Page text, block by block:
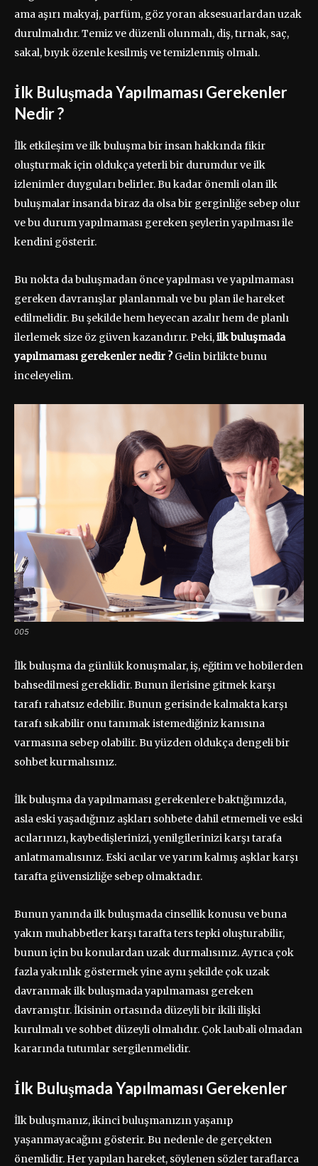
ama aşırı makyaj, parfüm, göz yoran aksesuarlardan uzak
durulmalıdır. Temiz ve düzenli olunmalı, diş, tırnak, saç,
sakal, bıyık özenle kesilmiş ve temizlenmiş olmalı.
İlk Buluşmada Yapılmaması Gerekenler
Nedir ?
İlk etkileşim ve ilk buluşma bir insan hakkında fikir
oluşturmak için oldukça yeterli bir durumdur ve ilk
izlenimler duyguları belirler. Bu kadar önemli olan ilk
buluşmalar insanda biraz da olsa bir gerginliğe sebep olur
ve bu durum yapılmaması gereken şeylerin yapılması ile
kendini gösterir.
Bu nokta da buluşmadan önce yapılması ve yapılmaması
gereken davranışlar planlanmalı ve bu plan ile hareket
edilmelidir. Bu şekilde hem heyecan azalır hem de planlı
ilerlemek size öz güven kazandırır. Peki,ilk buluşmada
yapılmaması gerekenler nedir ?Gelin birlikte bunu
inceleyelim.
005
İlk buluşma da günlük konuşmalar, iş, eğitim ve hobilerden
bahsedilmesi gereklidir. Bunun ilerisine gitmek karşı
tarafı rahatsız edebilir. Bunun gerisinde kalmakta karşı
tarafı sıkabilir onu tanımak istemediğiniz kanısına
varmasına sebep olabilir. Bu yüzden oldukça dengeli bir
sohbet kurmalısınız.
İlk buluşma da yapılmaması gerekenlere baktığımızda,
asla eski yaşadığınız aşkları sohbete dahil etmemeli ve eski
acılarınızı, kaybedişlerinizi, yenilgilerinizi karşı tarafa
anlatmamalısınız. Eski acılar ve yarım kalmış aşklar karşı
tarafta güvensizliğe sebep olmaktadır.
Bunun yanında ilk buluşmada cinsellik konusu ve buna
yakın muhabbetler karşı tarafta ters tepki oluşturabilir,
bunun için bu konulardan uzak durmalısınız. Ayrıca çok
fazla yakınlık göstermek yine aynı şekilde çok uzak
davranmak ilk buluşmada yapılmaması gereken
davranıştır. İkisinin ortasında düzeyli bir ikili ilişki
kurulmalı ve sohbet düzeyli olmalıdır. Çok laubali olmadan
kararında tutumlar sergilenmelidir.
İlk Buluşmada Yapılmaması Gerekenler
İlk buluşmanız, ikinci buluşmanızın yaşanıp
yaşanmayacağını gösterir. Bu nedenle de gerçekten
önemlidir. Her yapılan hareket, söylenen sözler taraflarca